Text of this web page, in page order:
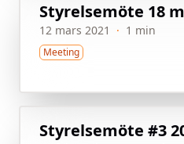
Styrelsemöte 18
12 mars 2021 · 1 min
Meeting
Styrelsemöte #3